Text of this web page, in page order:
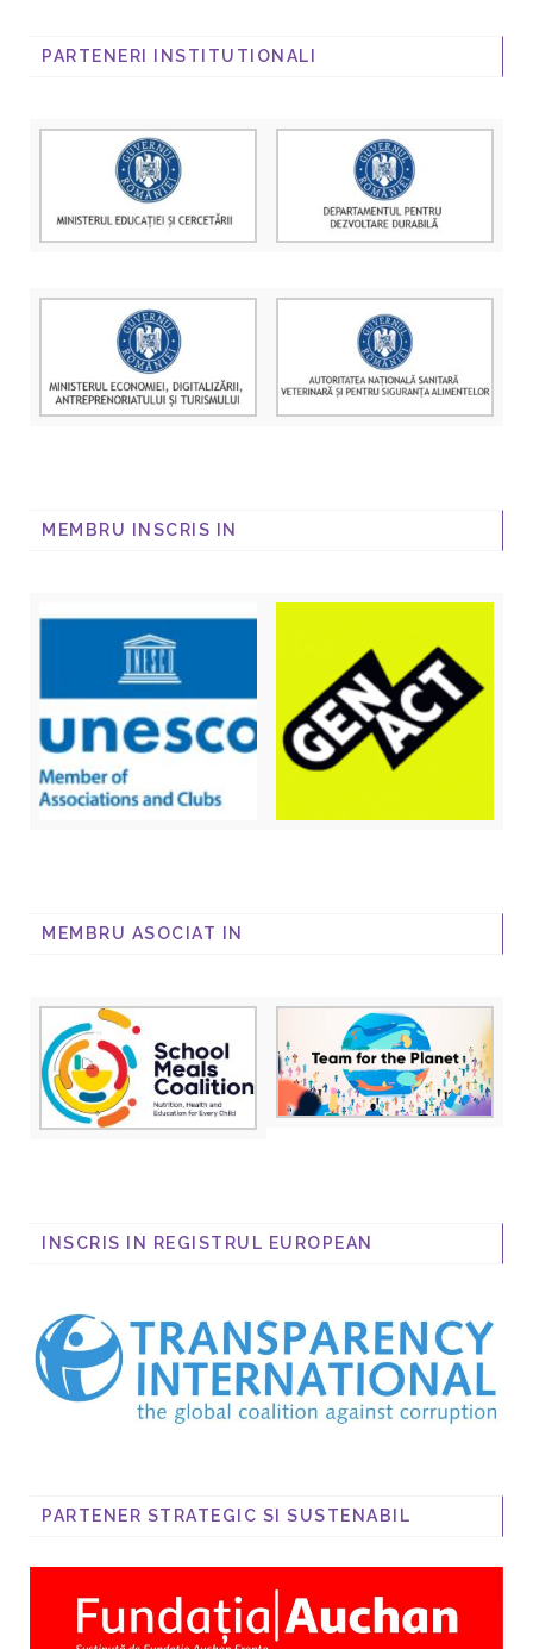
PARTENERI INSTITUTIONALI
MEMBRU INSCRIS IN
MEMBRU ASOCIAT IN
INSCRIS IN REGISTRUL EUROPEAN
PARTENER STRATEGIC SI SUSTENABIL